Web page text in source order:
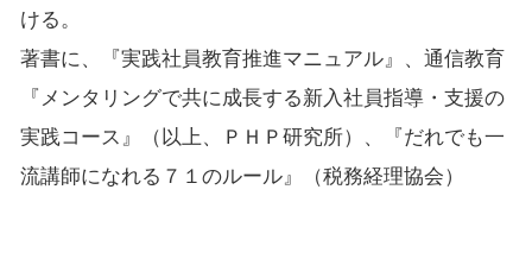
ける。
著書に、『実践社員教育推進マニュアル』、通信教育
『メンタリングで共に成長する新入社員指導・支援の
実践コース』（以上、ＰＨＰ研究所）、『だれでも一
流講師になれる７１のルール』（税務経理協会）